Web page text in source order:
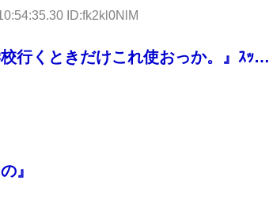
ID:fk2kl0NlM
行くときだけこれ使おっか。』ｽｯ…
』